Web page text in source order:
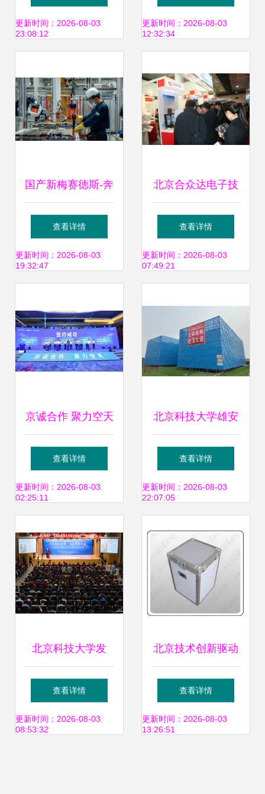
会暨全国中职文秘
启幕
更新时间：2026-08-03
23:08:12
考察康明斯北京工
更新时间：2026-08-03
12:32:34
国产新梅赛德斯-奔
驰电池北京工厂下
线，前沿技术亮相
技术及设备展
查看详情
更新时间：2026-08-03
19:32:47
北京合众达电子技
术有限责任公司 技
术驱动，创新引领
查看详情
更新时间：2026-08-03
07:49:21
京诚合作 聚力空天
2023陕西空天产业
推介会在京成功举
查看详情
更新时间：2026-08-03
02:25:11
北京科技大学雄安
校区 技术赋能下的
新进展与未来展望
查看详情
更新时间：2026-08-03
22:07:05
北京科技大学发
挥“三个优势”，推
动关工委育人工作
查看详情
更新时间：2026-08-03
08:53:32
北京技术创新驱动
智能冰箱配套图片
的视觉革命
查看详情
更新时间：2026-08-03
13:26:51